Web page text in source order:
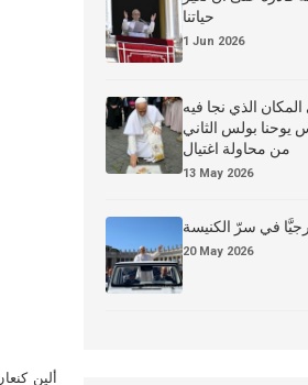
ألين
حياتنا
1 Jun 2026
المكان الذي نجا فيه
يوحنا بولس الثاني
من محاولة اغتيال
13 May 2026
في سرّ الكنيسة
20 May 2026